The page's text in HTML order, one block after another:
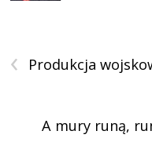
‹ Produkcja
A mury runą,